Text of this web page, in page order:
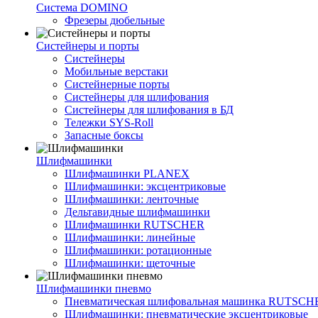
Система DOMINO
Фрезеры дюбельные
Систейнеры и порты
Систейнеры
Мобильные верстаки
Систейнерные порты
Систейнеры для шлифования
Систейнеры для шлифования в БД
Тележки SYS-Roll
Запасные боксы
Шлифмашинки
Шлифмашинки PLANEX
Шлифмашинки: эксцентриковые
Шлифмашинки: ленточные
Дельтавидные шлифмашинки
Шлифмашинки RUTSCHER
Шлифмашинки: линейные
Шлифмашинки: ротационные
Шлифмашинки: щеточные
Шлифмашинки пневмо
Пневматическая шлифовальная машинка
Шлифмашинки: пневматические эксцентриковые